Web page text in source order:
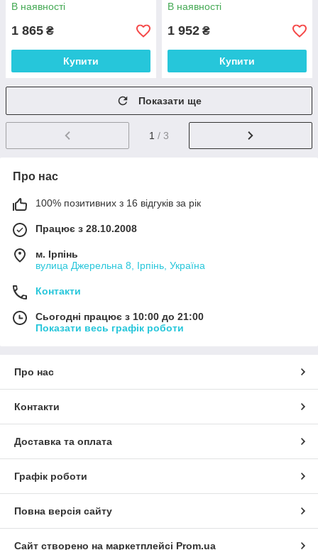
В наявності
1 865 ₴
Купити
В наявності
1 952 ₴
Купити
Показати ще
1 / 3
Про нас
100% позитивних з 16 відгуків за рік
Працює з 28.10.2008
м. Ірпінь
вулица Джерельна 8, Ірпінь, Україна
Контакти
Сьогодні працює з 10:00 до 21:00
Показати весь графік роботи
Про нас
Контакти
Доставка та оплата
Графік роботи
Повна версія сайту
Сайт створено на маркетплейсі Prom.ua